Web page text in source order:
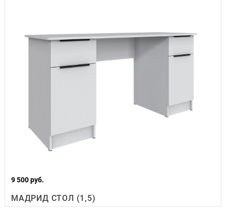
9 500 руб.
МАДРИД СТОЛ (1,5)